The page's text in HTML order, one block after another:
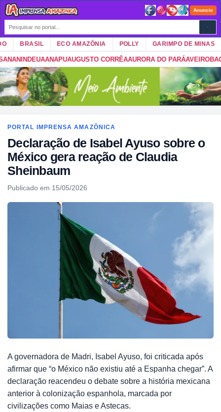
Anuncie
BRASIL ECO AMAZÔNIA POLLY GARIMPO DE MINAS
ANAPUAUGUSTO CORRÊAAURORA DO PARÁAVEIROBAGRE BAIÃO
PORTAL IMPRENSA AMAZÔNICA
Declaração de Isabel Ayuso sobre o
México gera reação de Claudia
Sheinbaum
Publicado em 15/05/2026
A governadora de Madri, Isabel Ayuso, foi criticada após
afirmar que “o México não existiu até a Espanha chegar”. A
declaração reacendeu o debate sobre a história mexicana
anterior à colonização espanhola, marcada por
civilizações como Maias e Astecas.